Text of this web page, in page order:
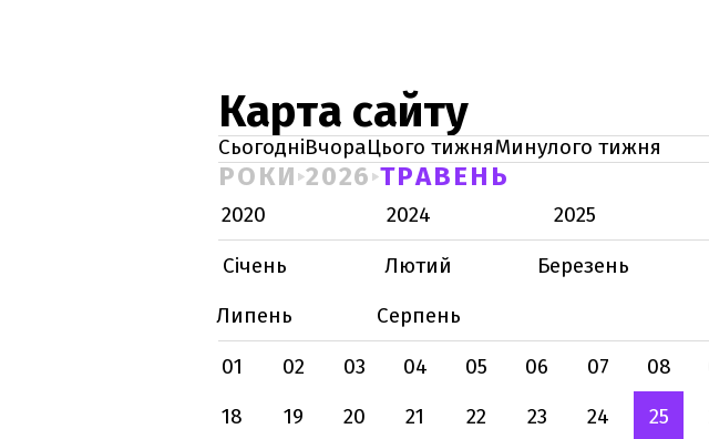
Карта сайту
СьогодніВчораЦього тижняМинулого тижня
РОКИ 2026 ТРАВЕНЬ
2020 2024 2025
Січень
Лютий Березень
Липень
Серпень
01
02 03 04 05 06 07 08
18
19 20 21 22 23 24 25